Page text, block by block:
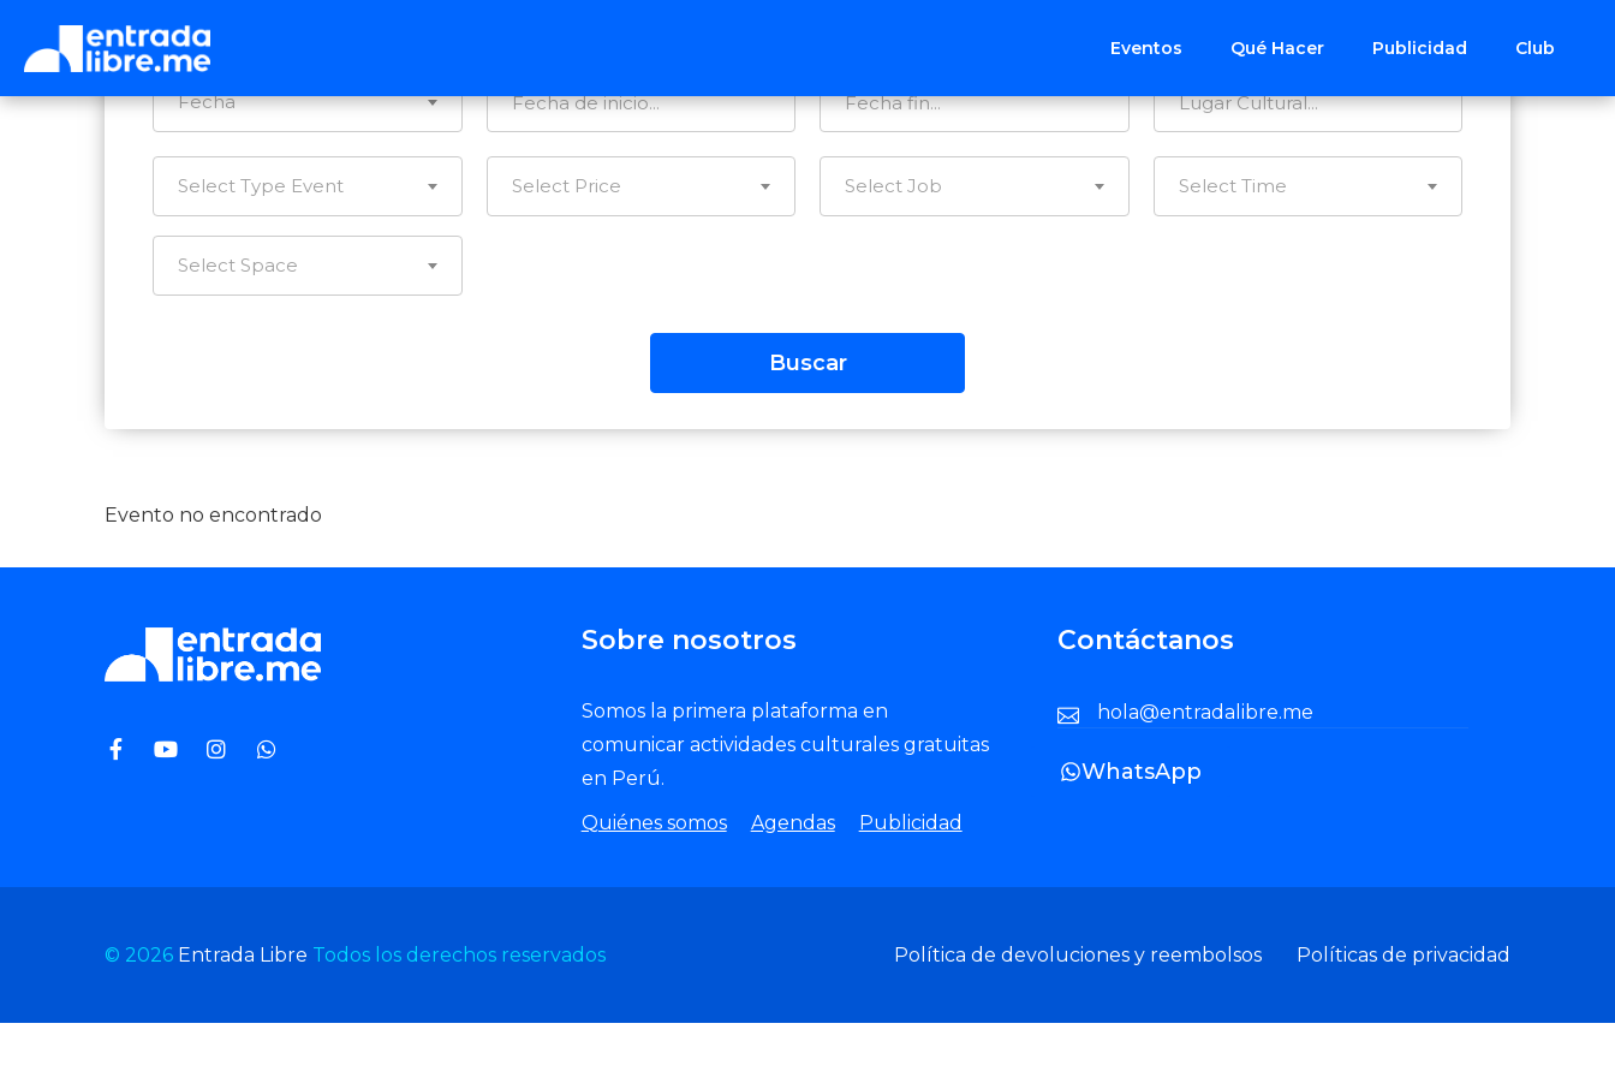
Eventos Qué Hacer Publicidad Club
Fecha
Select Type Event Select Price Select Job Select Time
Select Space
Evento no encontrado
Sobre nosotros
Somos la primera plataforma en
comunicar actividades culturales gratuitas
en Perú.
Quiénes somos
Agendas Publicidad
Contáctanos
hola@entradalibre.me
WhatsApp
© 2026 Entrada Libre Todos los derechos reservados Política de devoluciones y reembolsos Políticas de privacidad